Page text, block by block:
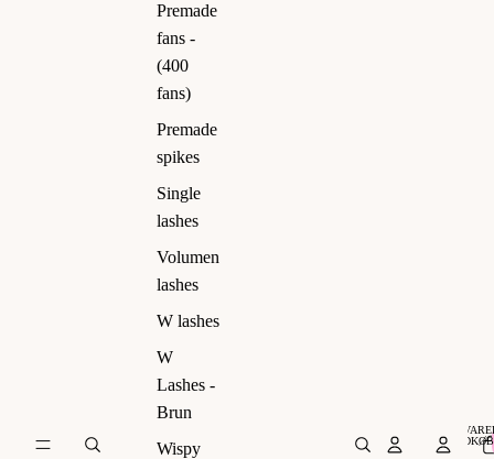
Premade
fans -
(400
fans)
Premade
spikes
Single
lashes
Volumen
lashes
W lashes
W
Lashes -
Brun
Wispy